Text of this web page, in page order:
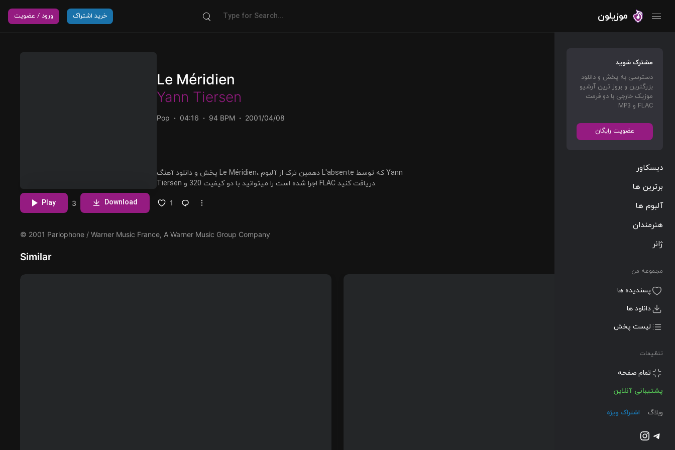
موزیلون خرید اشتراک ورود / عضویت
مشترک شوید
دسترسی به پخش و دانلود
بزرگترین و بروز ترین آرشیو
موزیک خارجی با دو فرمت
FLAC و MP3
عضویت رایگان
دیسکاور
برترین ها
آلبوم ها
هنرمندان
ژانر
مجموعه من
پسندیده ها
دانلود ها
لیست پخش
تنظیمات
تمام صفحه
پشتیبانی آنلاین
وبلاگ اشتراک ویژه
تلگراماینستاگرم
Le Méridien
Yann Tiersen
Pop 04:16 94 BPM 2001/04/08
Tiersen اجرا شده است را میتوانید با دو کیفیت 320 و FLAC دریافت کنید.
مشاهده بیشتر
Play 3 Download 1
© 2001 Parlophone / Warner Music France, A Warner Music Group Company
Similar